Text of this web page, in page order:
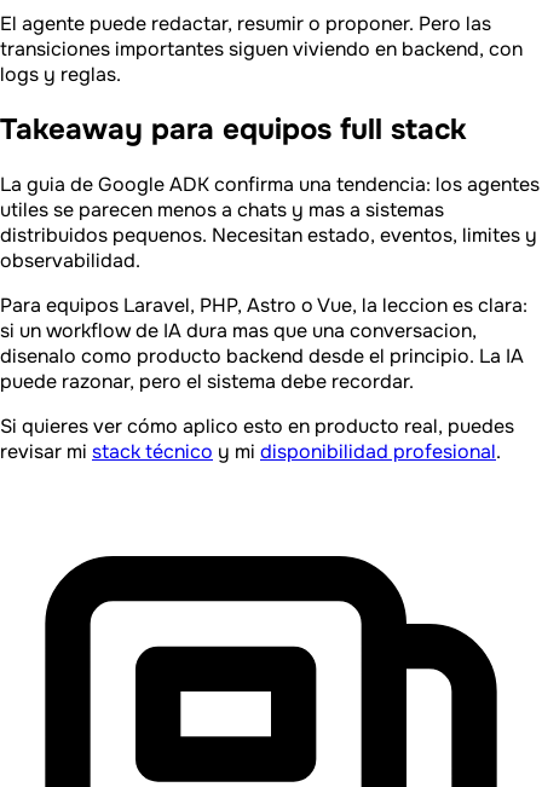
El agente puede redactar, resumir o proponer. Pero las
transiciones importantes siguen viviendo en backend, con
logs y reglas.
Takeaway para equipos full stack
La guia de Google ADK confirma una tendencia: los agentes
utiles se parecen menos a chats y mas a sistemas
distribuidos pequenos. Necesitan estado, eventos, limites y
observabilidad.
Para equipos Laravel, PHP, Astro o Vue, la leccion es clara:
si un workflow de IA dura mas que una conversacion,
disenalo como producto backend desde el principio. La IA
puede razonar, pero el sistema debe recordar.
Si quieres ver cómo aplico esto en producto real, puedes
revisar mi stack técnico y mi disponibilidad profesional.